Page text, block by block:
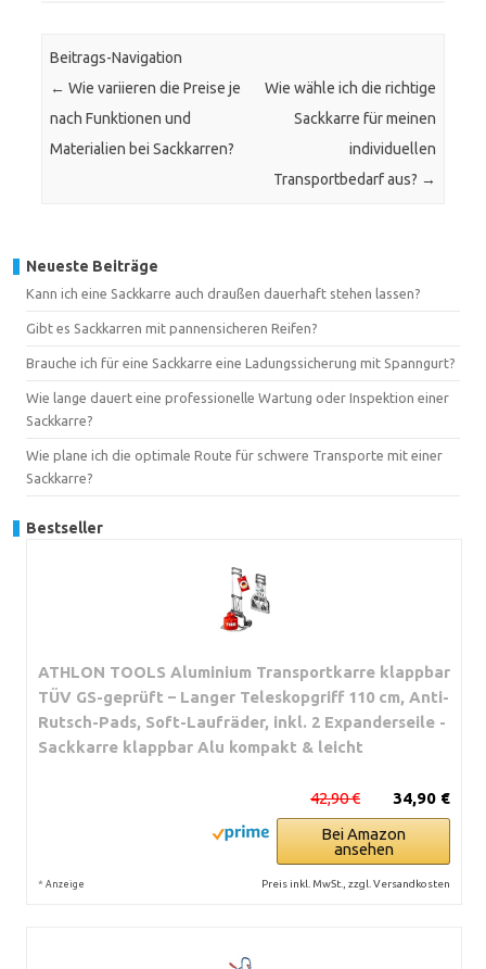
Beitrags-Navigation
← Wie variieren die Preise je
nach Funktionen und
Materialien bei Sackkarren?
Wie wähle ich die richtige
Sackkarre für meinen
individuellen
Transportbedarf aus? →
Neueste Beiträge
Kann ich eine Sackkarre auch draußen dauerhaft stehen lassen?
Gibt es Sackkarren mit pannensicheren Reifen?
Brauche ich für eine Sackkarre eine Ladungssicherung mit Spanngurt?
Wie lange dauert eine professionelle Wartung oder Inspektion einer
Sackkarre?
Wie plane ich die optimale Route für schwere Transporte mit einer
Sackkarre?
Bestseller
ATHLON TOOLS Aluminium Transportkarre klappbar
TÜV GS-geprüft – Langer Teleskopgriff 110 cm, Anti-
Rutsch-Pads, Soft-Laufräder, inkl. 2 Expanderseile -
Sackkarre klappbar Alu kompakt & leicht
34,90 €
42,90 €
Bei Amazon
ansehen
* Anzeige Preis inkl. MwSt., zzgl. Versandkosten